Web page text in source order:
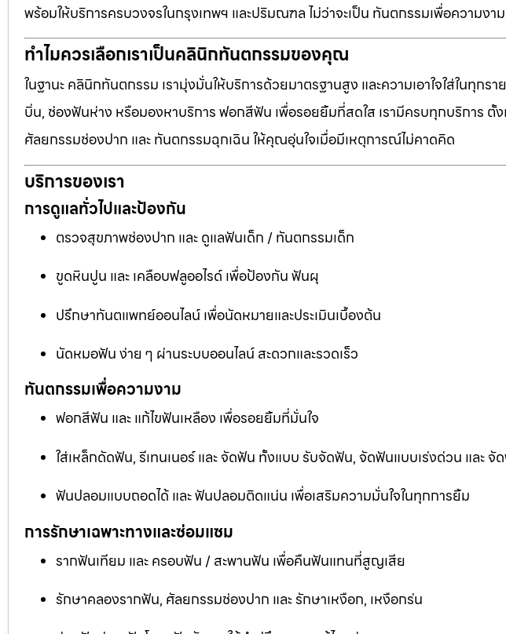
พร้อมให้บริการครบวงจรในกรุงเทพฯ และปริมณฑล ไม่ว่าจะเป็น ทันตกรรมเพื่อความง
ทำไมควรเลือกเราเป็นคลินิกทันตกรรมของคุณ
ในฐานะ คลินิกทันตกรรม เรามุ่งมั่นให้บริการด้วยมาตรฐานสูง และความเอาใจใส่ในทุก
บิ่น, ช่องฟันห่าง หรือมองหาบริการ ฟอกสีฟัน เพื่อรอยยิ้มที่สดใส เรามีครบทุกบริการ
ศัลยกรรมช่องปาก และ ทันตกรรมฉุกเฉิน ให้คุณอุ่นใจเมื่อมีเหตุการณ์ไม่คาดคิด
บริการของเรา
การดูแลทั่วไปและป้องกัน
ตรวจสุขภาพช่องปาก และ ดูแลฟันเด็ก / ทันตกรรมเด็ก
ขูดหินปูน และ เคลือบฟลูออไรด์ เพื่อป้องกัน ฟันผุ
ปรึกษาทันตแพทย์ออนไลน์ เพื่อนัดหมายและประเมินเบื้องต้น
นัดหมอฟัน ง่าย ๆ ผ่านระบบออนไลน์ สะดวกและรวดเร็ว
ทันตกรรมเพื่อความงาม
ฟอกสีฟัน และ แก้ไขฟันเหลือง เพื่อรอยยิ้มที่มั่นใจ
ใส่เหล็กดัดฟัน, รีเทนเนอร์ และ จัดฟัน ทั้งแบบ รับจัดฟัน, จัดฟันแบบเร่งด่วน และ
ฟันปลอมแบบถอดได้ และ ฟันปลอมติดแน่น เพื่อเสริมความมั่นใจในทุกการยิ้ม
การรักษาเฉพาะทางและซ่อมแซม
รากฟันเทียม และ ครอบฟัน / สะพานฟัน เพื่อคืนฟันแทนที่สูญเสีย
รักษาคลองรากฟัน, ศัลยกรรมช่องปาก และ รักษาเหงือก, เหงือกร่น